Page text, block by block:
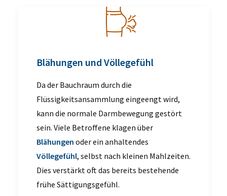
Blähungen und Völlegefühl
Da der Bauchraum durch die
Flüssigkeitsansammlung eingeengt wird,
kann die normale Darmbewegung gestört
sein. Viele Betroffene klagen über
Blähungen oder ein anhaltendes
Völlegefühl, selbst nach kleinen Mahlzeiten.
Dies verstärkt oft das bereits bestehende
frühe Sättigungsgefühl.